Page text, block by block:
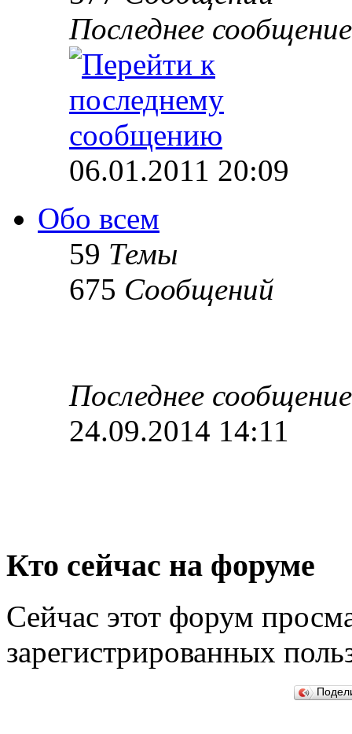
Последнее сообщение
06.01.2011 20:09
Обо всем
59 Темы
675 Сообщений
Последнее сообщение
24.09.2014 14:11
Кто сейчас на форуме
Сейчас этот форум
зарегистрированных